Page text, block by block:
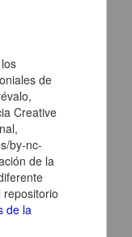
de
Creative
by-nc-
de la
de la